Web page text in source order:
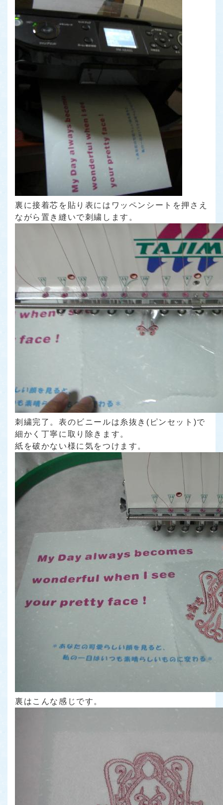
裏に接着芯を貼り表にはワッペンシートを押さえ
ながら置き縫いで刺繍します。
刺繍完了。表のビニールは糸抜き(ピンセット)で
細かく丁寧に取り除きます。
紙を破かない様に気をつけます。
裏はこんな感じです。